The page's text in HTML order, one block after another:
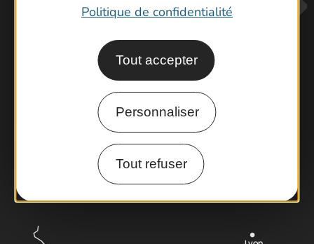
Politique de confidentialité
Tout accepter
Personnaliser
Tout refuser
Contactez-nous !
Foire aux questions
Brochures
Cartoguides et Topoguides
Latitude Gard